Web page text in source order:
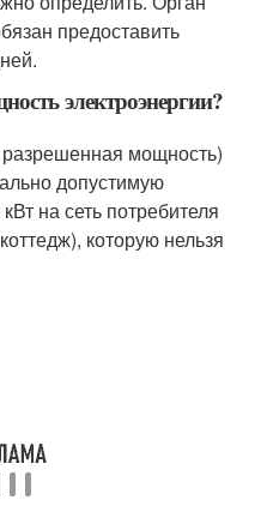
предоставить
электроэнергии?
мощность)
допустимую
на сеть потребителя
которую нельзя